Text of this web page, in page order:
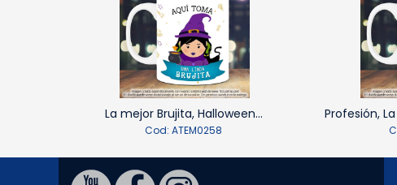
La mejor Brujita, Halloween...
Cod: ATEM0258
Profesión,